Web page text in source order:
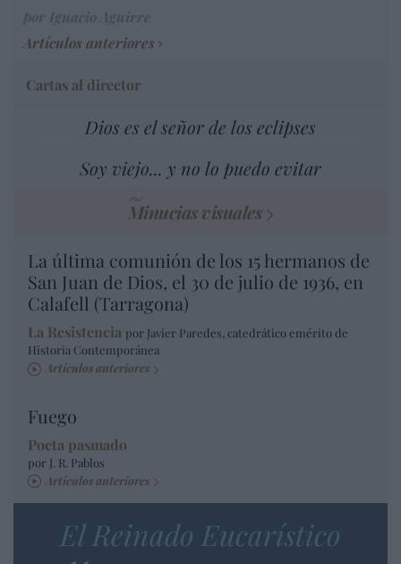
Artículos anteriores
Cartas al director
Dios es el señor de los eclipses
Soy viejo... y no lo puedo evitar
Minucias visuales
La última comunión de los 15 hermanos de
San Juan de Dios, el 30 de julio de 1936, en
Calafell (Tarragona)
La Resistencia por Javier Paredes, catedrático emérito de
Historia Contemporánea
Artículos anteriores
Fuego
Poeta pasmado
por J. R. Pablos
Artículos anteriores
El Reinado Eucarístico